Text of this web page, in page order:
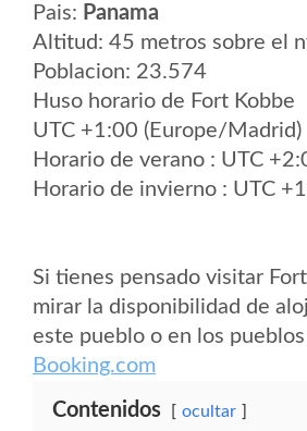
Pais: Panama
Altitud: 45 metros sobre el
Poblacion: 23.574
Huso horario de Fort Kobbe
UTC +1:00 (Europe/Madrid)
Horario de verano : UTC
Horario de invierno : UTC
Si tienes pensado visitar
mirar la disponibilidad de
este pueblo o en los
Booking.com
Contenidos ocultar